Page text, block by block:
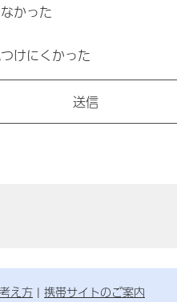
かった
けにくかった
え方 携帯サイトのご案内